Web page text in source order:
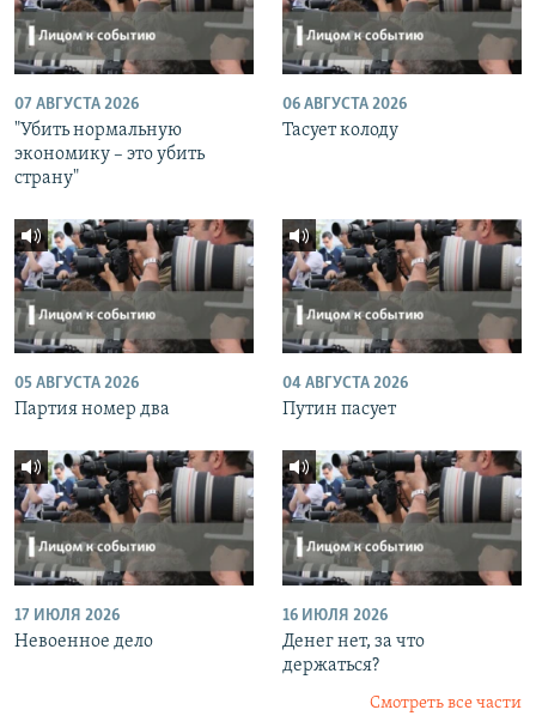
07 АВГУСТА 2026
"Убить нормальную
экономику – это убить
страну"
06 АВГУСТА 2026
Тасует колоду
05 АВГУСТА 2026
Партия номер два
04 АВГУСТА 2026
Путин пасует
17 ИЮЛЯ 2026
Невоенное дело
16 ИЮЛЯ 2026
Денег нет, за что
держаться?
Смотреть все части